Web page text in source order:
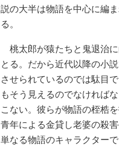
説の大半は物語を中心に編
る。
桃太郎が猿たちと鬼退治
とる。だから近代以降の小
させられているのでは駄目
もそう見えるのでなければ
こない。彼らが物語の桎梏
青年による金貸し老婆の殺
単なる物語のキャラクター